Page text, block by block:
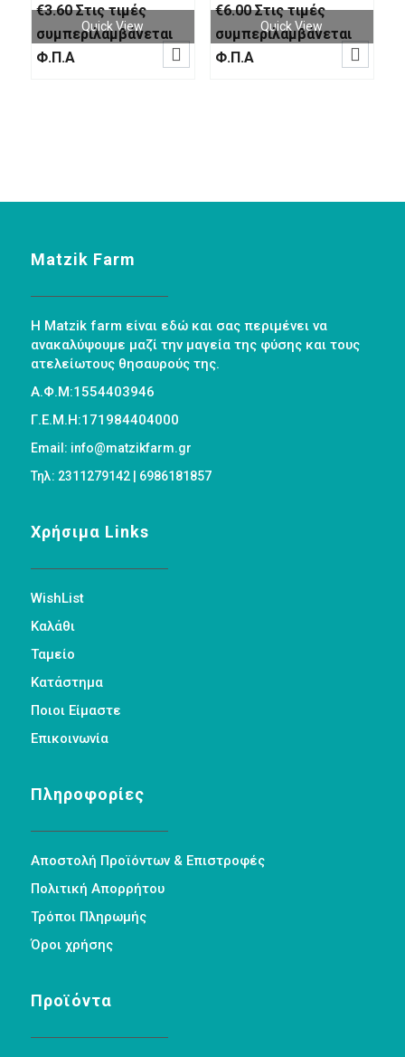
€3.60 Στις τιμές
συμπεριλαμβάνεται
Φ.Π.Α
Quick View

€6.00 Στις τιμές
συμπεριλαμβάνεται
Φ.Π.Α
Quick View

Matzik Farm
Η Matzik farm είναι εδώ και σας περιμένει να
ανακαλύψουμε μαζί την μαγεία της φύσης και τους
ατελείωτους θησαυρούς της.
Α.Φ.Μ:1554403946
Γ.Ε.Μ.Η:171984404000
Email: info@matzikfarm.gr
Τηλ: 2311279142 | 6986181857
Χρήσιμα Links
WishList
Καλάθι
Ταμείο
Κατάστημα
Ποιοι Είμαστε
Επικοινωνία
Πληροφορίες
Αποστολή Προϊόντων & Επιστροφές
Πολιτική Απορρήτου
Τρόποι Πληρωμής
Όροι χρήσης
Προϊόντα